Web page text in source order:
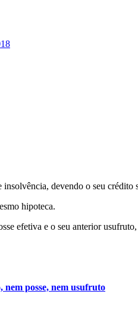
devendo o seu crédito
hipoteca.
efetiva e o seu anterior
nem posse, nem usufruto